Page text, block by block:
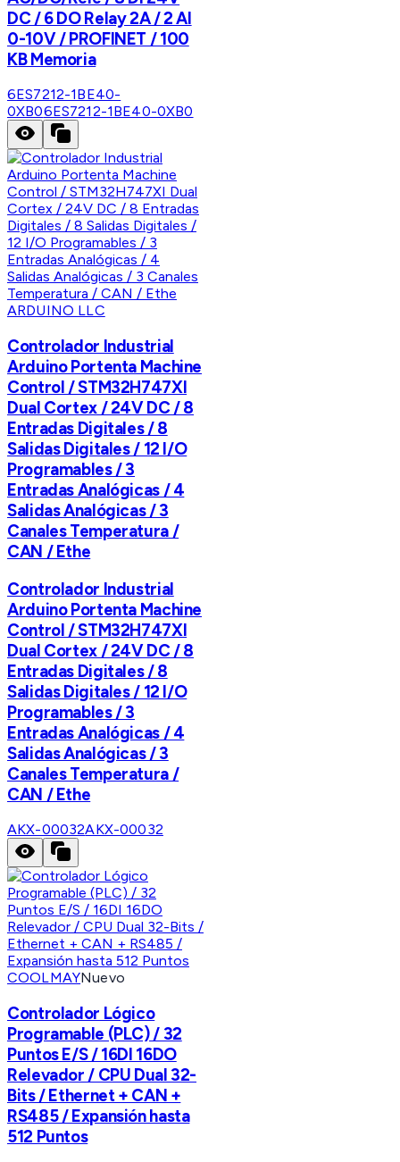
DC / 6 DO Relay 2A / 2 AI
0-10V / PROFINET / 100
KB Memoria
6ES7212-1BE40-
0XB06ES7212-1BE40-0XB0
ARDUINO LLC
Controlador Industrial
Arduino Portenta Machine
Control / STM32H747XI
Dual Cortex / 24V DC / 8
Entradas Digitales / 8
Salidas Digitales / 12 I/O
Programables / 3
Entradas Analógicas / 4
Salidas Analógicas / 3
Canales Temperatura /
CAN / Ethe
Controlador Industrial
Arduino Portenta Machine
Control / STM32H747XI
Dual Cortex / 24V DC / 8
Entradas Digitales / 8
Salidas Digitales / 12 I/O
Programables / 3
Entradas Analógicas / 4
Salidas Analógicas / 3
Canales Temperatura /
CAN / Ethe
AKX-00032AKX-00032
COOLMAYNuevo
Controlador Lógico
Programable (PLC) / 32
Puntos E/S / 16DI 16DO
Relevador / CPU Dual 32-
Bits / Ethernet + CAN +
RS485 / Expansión hasta
512 Puntos